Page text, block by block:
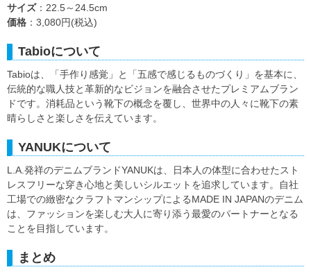
サイズ：22.5～24.5cm
価格 ：3,080円(税込)
Tabioについて
Tabioは、「手作り感覚」と「五感で感じるものづくり」を基本に、
伝統的な職人技と革新的なビジョンを融合させたプレミアムブラン
ドです。消耗品という靴下の概念を覆し、世界中の人々に靴下の素
晴らしさと楽しさを伝えています。
YANUKについて
L.A.発祥のデニムブランドYANUKは、日本人の体型に合わせたスト
レスフリーな穿き心地と美しいシルエットを追求しています。自社
工場での緻密なクラフトマンシップによるMADE IN JAPANのデニム
は、ファッションを楽しむ大人に寄り添う最愛のパートナーとなる
ことを目指しています。
まとめ